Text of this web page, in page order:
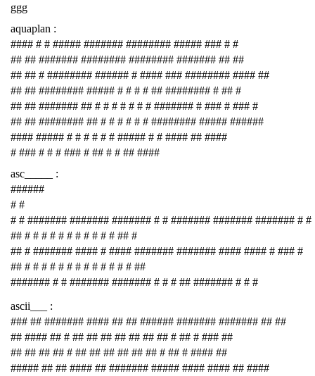
ggg
aquaplan :
#### # # ##### ####### ######## ##### ### # #
## ## ####### ######## ######## ####### ## ##
## ## # ######## ###### # #### ### ######## #### ##
## ## ######## ##### # # # # ## ######## # ## #
## ## ####### ## # # # # # # # ####### # ### # ### #
## ## ######## ## # # # # # # ######## ##### ######
#### ##### # # # # # # ##### # # #### ## ####
# ### # # # ### # ## # # ## ####
asc_____ :
######
# #
# # ####### ####### ####### # # ####### ####### ####### # #
## # # # # # # # # # # # ## #
## # ####### #### # #### ####### ####### #### #### # ### #
## # # # # # # # # # # # # # ##
####### # # ####### ####### # # # ## ####### # # #
ascii___ :
### ## ####### #### ## ## ###### ####### ####### ## ##
## #### ## # ## ## ## ## ## ## ## # ## # ### ##
## ## ## ## # ## ## ## ## ## ## # ## # #### ##
##### ## ## #### ## ####### ##### #### #### ## ####